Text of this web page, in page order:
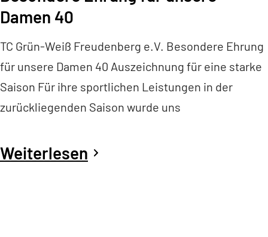
Damen 40
TC Grün-Weiß Freudenberg e.V. Besondere Ehrung
für unsere Damen 40 Auszeichnung für eine starke
Saison Für ihre sportlichen Leistungen in der
zurückliegenden Saison wurde uns
Weiterlesen